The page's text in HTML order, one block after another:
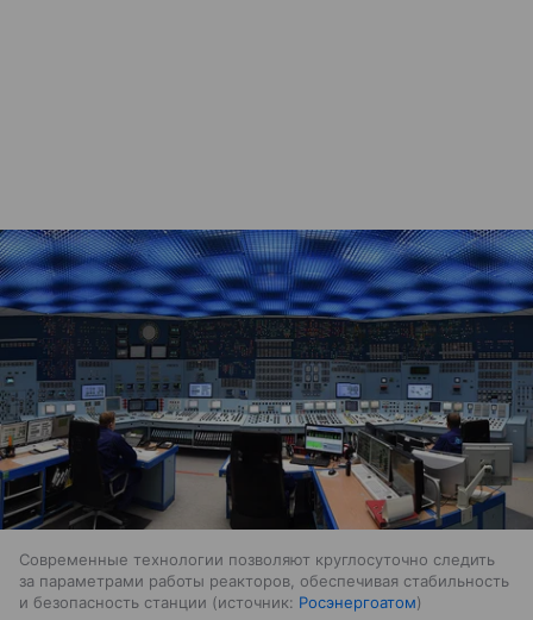
Современные технологии позволяют круглосуточно следить
за параметрами работы реакторов, обеспечивая стабильность
и безопасность станции
источник: Росэнергоатом